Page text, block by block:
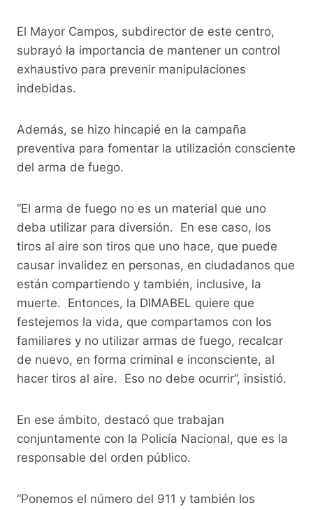
El Mayor Campos, subdirector de este centro,
subrayó la importancia de mantener un control
exhaustivo para prevenir manipulaciones
indebidas.
Además, se hizo hincapié en la campaña
preventiva para fomentar la utilización consciente
del arma de fuego.
“El arma de fuego no es un material que uno
deba utilizar para diversión. En ese caso, los
tiros al aire son tiros que uno hace, que puede
causar invalidez en personas, en ciudadanos que
están compartiendo y también, inclusive, la
muerte. Entonces, la DIMABEL quiere que
festejemos la vida, que compartamos con los
familiares y no utilizar armas de fuego, recalcar
de nuevo, en forma criminal e inconsciente, al
hacer tiros al aire. Eso no debe ocurrir”, insistió.
En ese ámbito, destacó que trabajan
conjuntamente con la Policía Nacional, que es la
responsable del orden público.
“Ponemos el número del 911 y también los